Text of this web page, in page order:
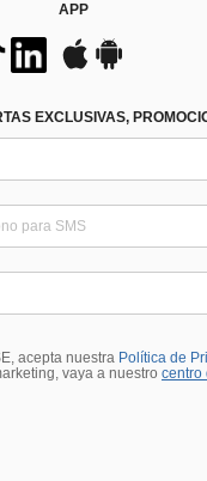
APP
EXCLUSIVAS,
acepta nuestra Política de
vaya a nuestro centro